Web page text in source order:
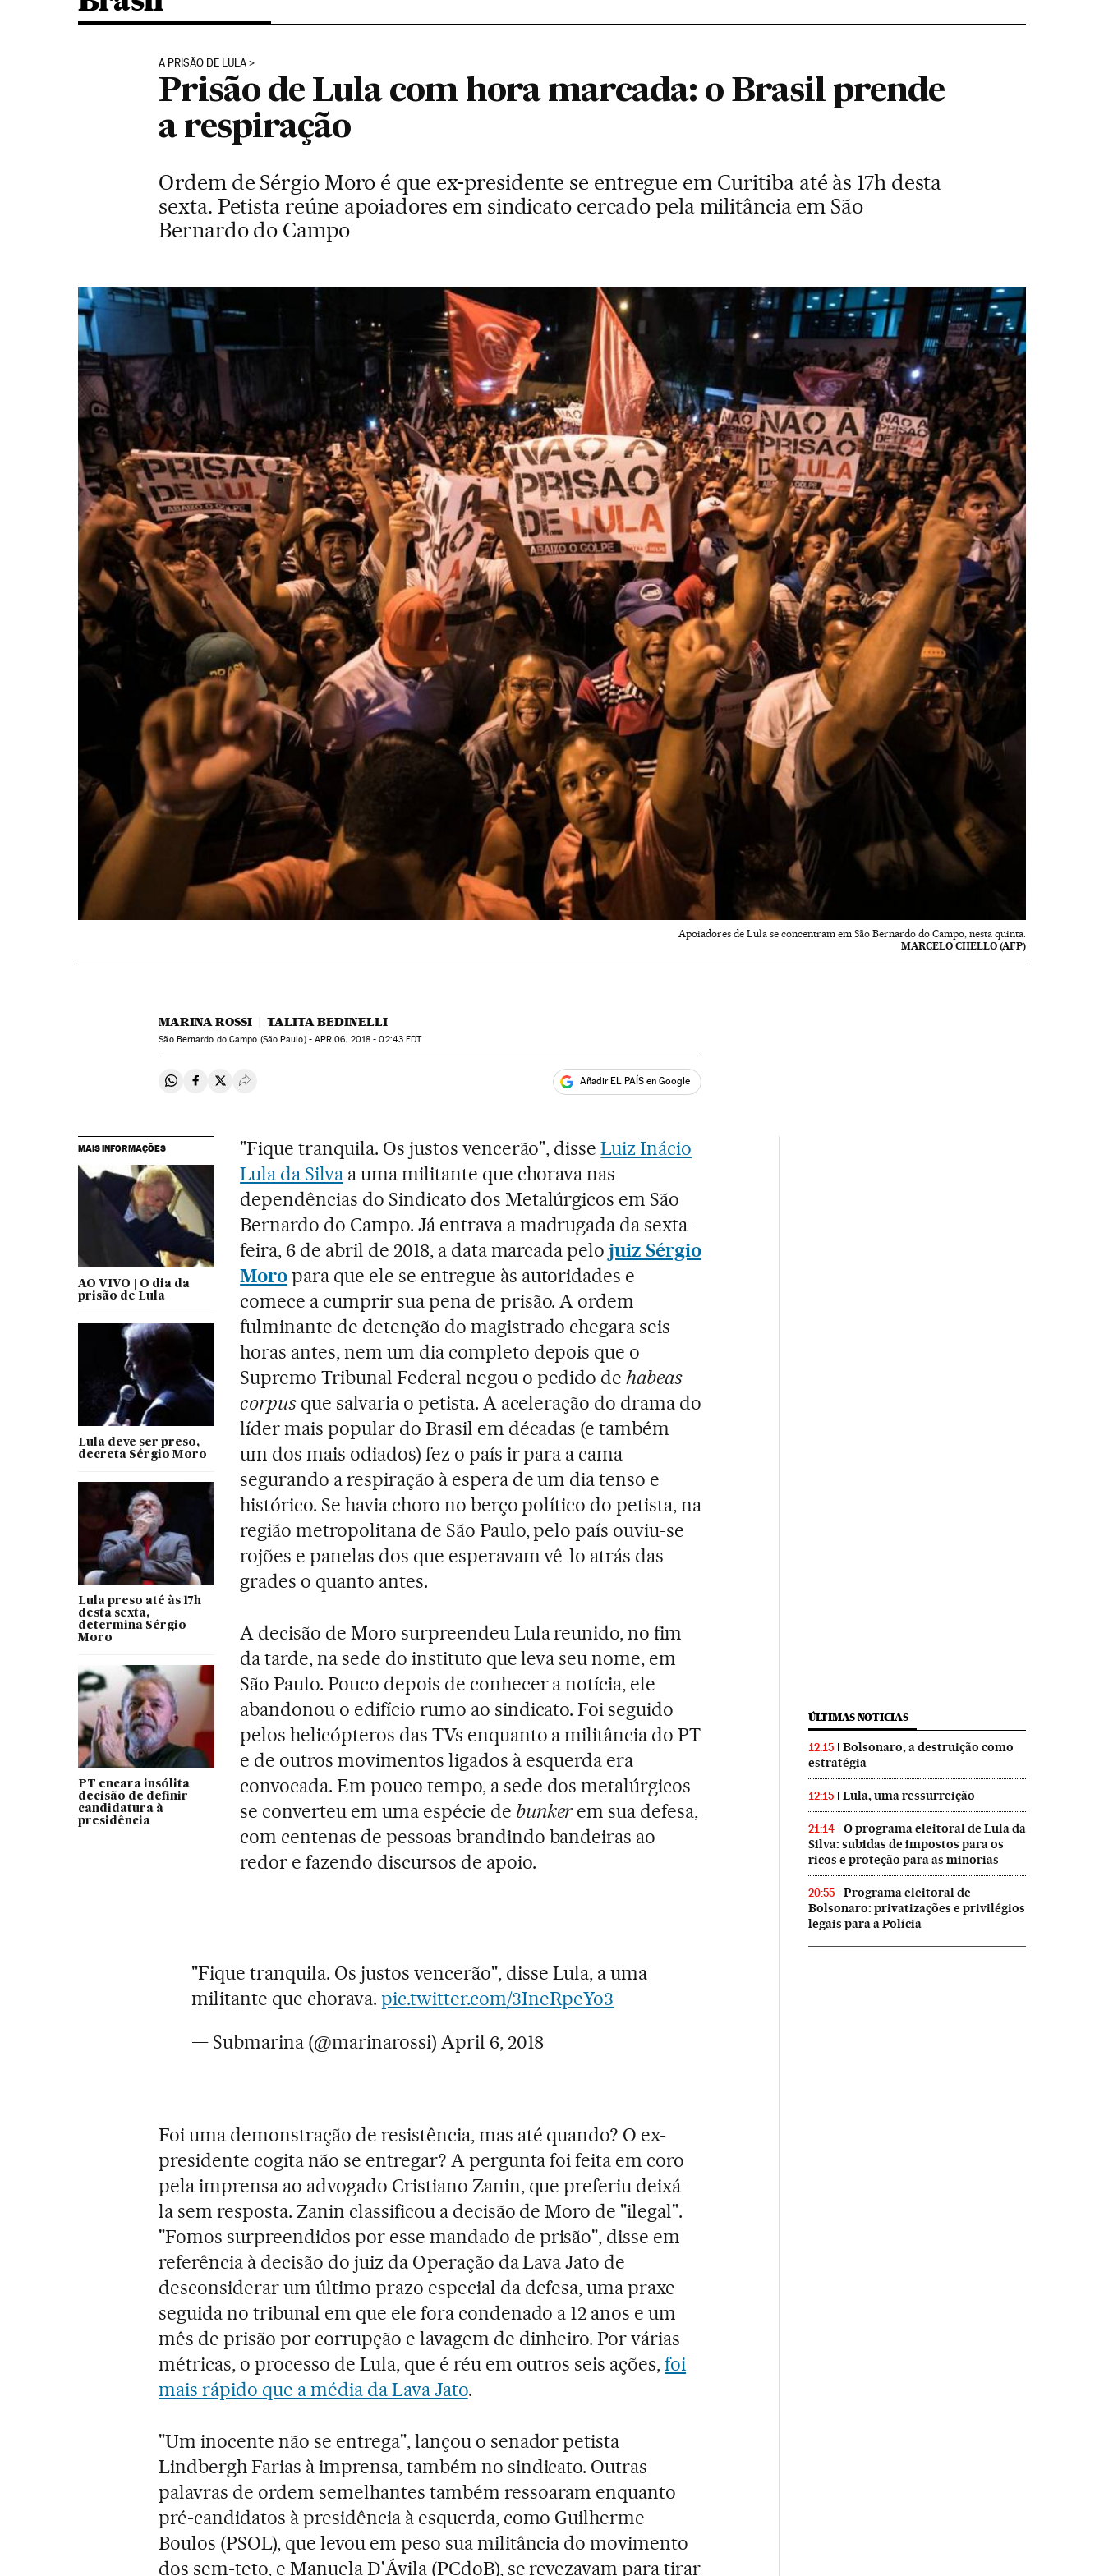
A PRISÃO DE LULA
Prisão de Lula com hora marcada: o Brasil prende
a respiração
Ordem de Sérgio Moro é que ex-presidente se entregue em Curitiba até às 17h desta
sexta. Petista reúne apoiadores em sindicato cercado pela militância em São
Bernardo do Campo
Apoiadores de Lula se concentram em São Bernardo do Campo, nesta quinta.
MARCELO CHELLO (AFP)
MARINA ROSSI TALITA BEDINELLI
São Bernardo do Campo (São Paulo) - APR 06, 2018 - 02:43EDT
Compartir en Whatsapp
Compartir en Facebook
Compartir en Twitter
Desplegar Redes Sociales Añadir EL PAÍS en Google
MAIS INFORMAÇÕES
AO VIVO | O dia da
prisão de Lula
Lula deve ser preso,
decreta Sérgio Moro
Lula preso até às 17h
desta sexta,
determina Sérgio
Moro
PT encara insólita
decisão de definir
candidatura à
presidência
"Fique tranquila. Os justos vencerão", disseLuiz Inácio
Lula da Silvaa uma militante que chorava nas
dependências do Sindicato dos Metalúrgicos em São
Bernardo do Campo. Já entrava a madrugada da sexta-
feira, 6 de abril de 2018, a data marcada pelojuiz Sérgio
Moropara que ele se entregue às autoridades e
comece a cumprir sua pena de prisão. A ordem
fulminante de detenção do magistrado chegara seis
horas antes, nem um dia completo depois que o
Supremo Tribunal Federal negou o pedido dehabeas
corpus que salvaria o petista. A aceleração do drama do
líder mais popular do Brasil em décadas (e também
um dos mais odiados) fez o país ir para a cama
segurando a respiração à espera de um dia tenso e
histórico. Se havia choro no berço político do petista, na
região metropolitana de São Paulo, pelo país ouviu-se
rojões e panelas dos que esperavam vê-lo atrás das
grades o quanto antes.
A decisão de Moro surpreendeu Lula reunido, no fim
da tarde, na sede do instituto que leva seu nome, em
São Paulo. Pouco depois de conhecer a notícia, ele
abandonou o edifício rumo ao sindicato. Foi seguido
pelos helicópteros das TVs enquanto a militância do PT
e de outros movimentos ligados à esquerda era
convocada. Em pouco tempo, a sede dos metalúrgicos
se converteu em uma espécie de bunkerem sua defesa,
com centenas de pessoas brandindo bandeiras ao
redor e fazendo discursos de apoio.
"Fique tranquila. Os justos vencerão", disse Lula, a uma
militante que chorava.pic.twitter.com/3IneRpeYo3
— Submarina (@marinarossi)April 6, 2018
Foi uma demonstração de resistência, mas até quando? O ex-
presidente cogita não se entregar? A pergunta foi feita em coro
pela imprensa ao advogado Cristiano Zanin, que preferiu deixá-
la sem resposta. Zanin classificou a decisão de Moro de "ilegal".
"Fomos surpreendidos por esse mandado de prisão", disse em
referência à decisão do juiz da Operação da Lava Jato de
desconsiderar um último prazo especial da defesa, uma praxe
seguida no tribunal em que ele fora condenado a 12 anos e um
mês de prisão por corrupção e lavagem de dinheiro. Por várias
métricas, o processo de Lula, que é réu em outros seis ações,foi
mais rápido que a média da Lava Jato.
"Um inocente não se entrega", lançou o senador petista
Lindbergh Farias à imprensa, também no sindicato. Outras
palavras de ordem semelhantes também ressoaram enquanto
pré-candidatos à presidência à esquerda, como Guilherme
Boulos (PSOL), que levou em peso sua militância do movimento
dos sem-teto, e Manuela D'Ávila (PCdoB), se revezavam para tirar
ÚLTIMAS NOTICIAS
12:15
Bolsonaro, a destruição como
estratégia
12:15 Lula, uma ressurreição
21:14
O programa eleitoral de Lula da
Silva: subidas de impostos para os
ricos e proteção para as minorias
20:55
Programa eleitoral de
Bolsonaro: privatizações e privilégios
legais para a Polícia